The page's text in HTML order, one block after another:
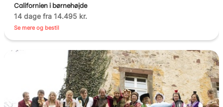
Californien i børnehøjde
14 dage fra 14.495 kr.
Se mere og bestil